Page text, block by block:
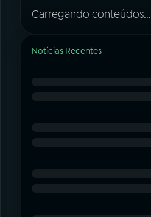
Carregando conteúdos...
Notícias Recentes